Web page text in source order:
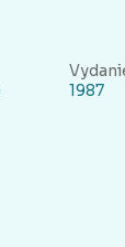
1987